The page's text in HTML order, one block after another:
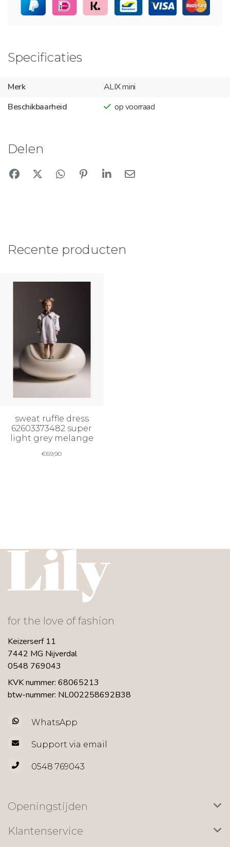
Specificaties
Merk
ALIX mini
Beschikbaarheid
op voorraad
Delen
Recente producten
sweat ruffle dress
62603373482 super
light grey melange
€69,90
for the love of fashion
Keizerserf 11
7442 MG Nijverdal
0548 769043
KVK nummer: 68065213
btw-nummer: NL002258692B38
WhatsApp
Support via email
0548 769043
Openingstijden
Klantenservice